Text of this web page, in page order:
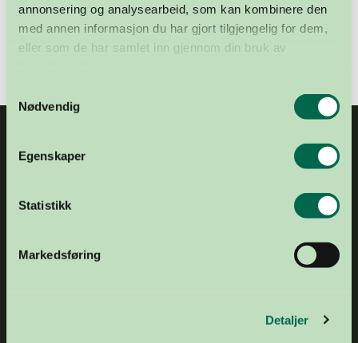
annonsering og analysearbeid, som kan kombinere den
med annen informasjon du har gjort tilgjengelig for dem,
eller som de har samlet inn gjennom din bruk av
Nødvendig
Egenskaper
Statistikk
Markedsføring
Detaljer
E-POST
post@organdonasjon.no